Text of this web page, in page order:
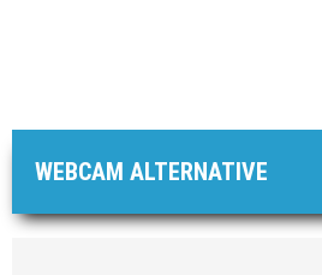
WEBCAM ALTERNATIVE